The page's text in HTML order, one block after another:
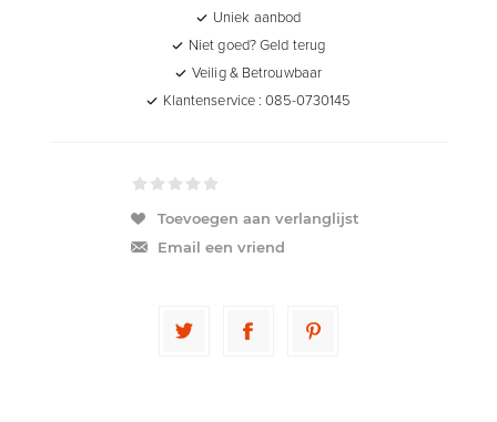
Uniek aanbod
Niet goed? Geld terug
Veilig & Betrouwbaar
Klantenservice : 085-0730145
Toevoegen aan verlanglijst
Email een vriend